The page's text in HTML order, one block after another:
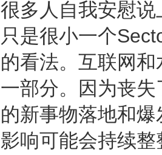
很多人自我安慰
只是很小一个
的看法。互联网
一部分。因为丧
的新事物落地和
影响可能会持续